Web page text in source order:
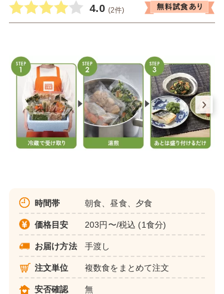
4.0 (2件)
時間帯 朝食、昼食、夕食
価格目安 203円〜/税込 (1食分)
お届け方法 手渡し
注文単位 複数食をまとめて注文
安否確認 無